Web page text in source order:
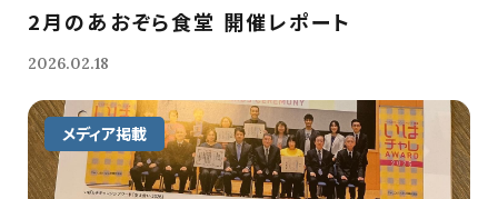
2月のあおぞら食堂 開催レポート
2026.02.18
メディア掲載